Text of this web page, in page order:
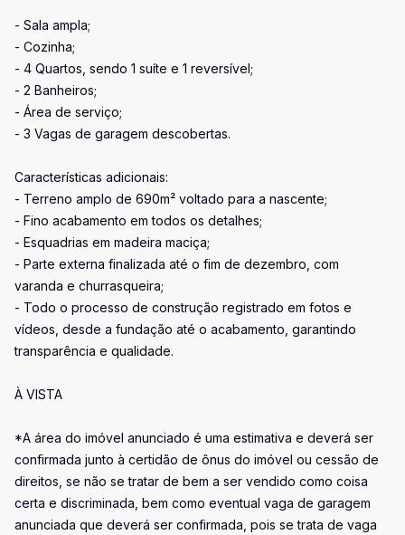
- Sala ampla;
- Cozinha;
- 4 Quartos, sendo 1 suíte e 1 reversível;
- 2 Banheiros;
- Área de serviço;
- 3 Vagas de garagem descobertas.
Características adicionais:
- Terreno amplo de 690m² voltado para a nascente;
- Fino acabamento em todos os detalhes;
- Esquadrias em madeira maciça;
- Parte externa finalizada até o fim de dezembro, com
varanda e churrasqueira;
- Todo o processo de construção registrado em fotos e
vídeos, desde a fundação até o acabamento, garantindo
transparência e qualidade.
À VISTA
*A área do imóvel anunciado é uma estimativa e deverá ser
confirmada junto à certidão de ônus do imóvel ou cessão de
direitos, se não se tratar de bem a ser vendido como coisa
certa e discriminada, bem como eventual vaga de garagem
anunciada que deverá ser confirmada, pois se trata de vaga